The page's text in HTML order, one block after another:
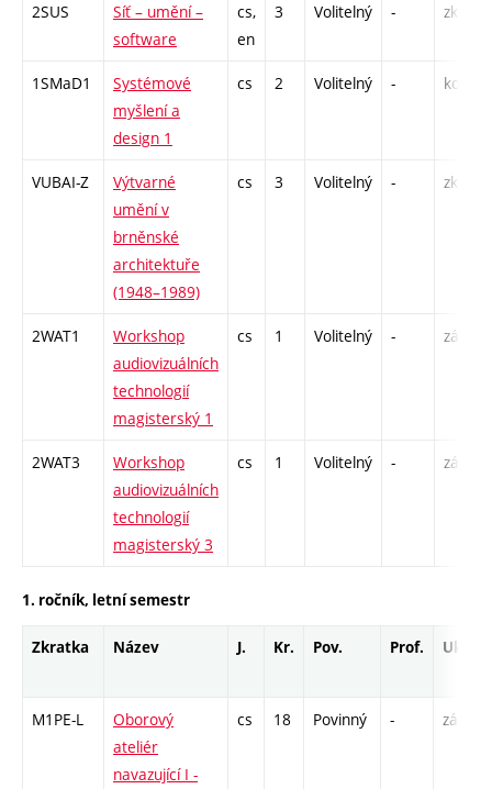
2SUS
Síť – umění –
software
cs,
en
3 Volitelný - zk
1SMaD1
Systémové
myšlení a
design 1
cs 2 Volitelný - kol
VUBAI-Z
Výtvarné
umění v
brněnské
architektuře
(1948–1989)
cs 3 Volitelný - zk
2WAT1
Workshop
audiovizuálních
technologií
magisterský 1
cs 1 Volitelný - zá
2WAT3
Workshop
audiovizuálních
technologií
magisterský 3
cs 1 Volitelný - zá
1. ročník, letní semestr
Zkratka Název J. Kr. Pov. Prof. Uk.
M1PE-L
Oborový
ateliér
navazující I -
cs 18 Povinný - zá,zk